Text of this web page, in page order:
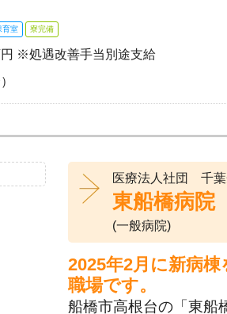
育室 寮完備
※処遇改善手当別途支給
医療法人社団 千葉
東船橋病院
(一般病院)
2025年2月に新病
職場です。
船橋市高根台の「東船